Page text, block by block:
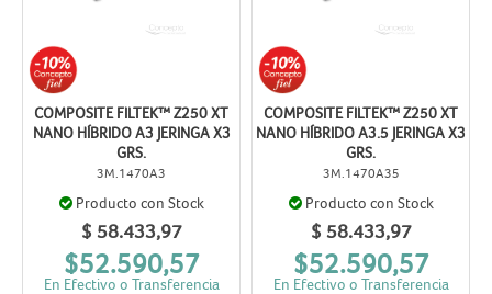
COMPOSITE FILTEK™ Z250 XT
NANO HÍBRIDO A3 JERINGA X3
GRS.
3M.1470A3
Producto con Stock
$ 58.433,97
En Efectivo o Transferencia
$52.590,57
COMPOSITE FILTEK™ Z250 XT
NANO HÍBRIDO A3.5 JERINGA X3
GRS.
3M.1470A35
Producto con Stock
$ 58.433,97
En Efectivo o Transferencia
$52.590,57